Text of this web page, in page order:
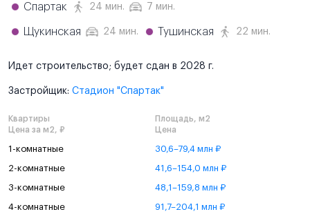
Спартак 24 мин. 7 мин.
Щукинская 24 мин. Тушинская 22 мин.
Идет строительство; будет сдан в 2028 г.
Застройщик: Стадион "Спартак"
Квартиры
Площадь, м2
Цена за м2, ₽
Цена
1-комнатные 30,6–79,4 млн ₽
2-комнатные 41,6–154,0 млн ₽
3-комнатные 48,1–159,8 млн ₽
4-комнатные 91,7–204,1 млн ₽